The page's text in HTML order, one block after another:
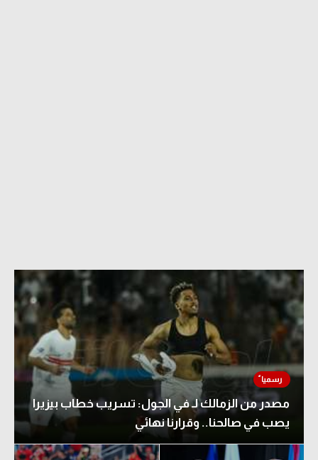
مصدر من الزمالك لـ في الجول: تسريب خطاب بيزيرا
يصب في صالحنا.. وقرارنا نهائي